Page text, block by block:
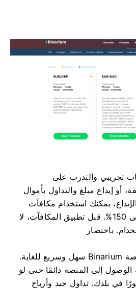
تجريبي والتدرب على
أو إيداع مبلغ والتداول بأموال
يمكنك استخدام مكافآت
فريدة وزيادة رصيدك حتى 150%. قبل تطبيق المكافآت، لا
باختصار
، تسجيل الدخول إلى منصة Binarium سهل وسريع للغاية.
الوصول إلى المنصة دائمًا حتى لو
في بلدك. تداول جيد وأرباح